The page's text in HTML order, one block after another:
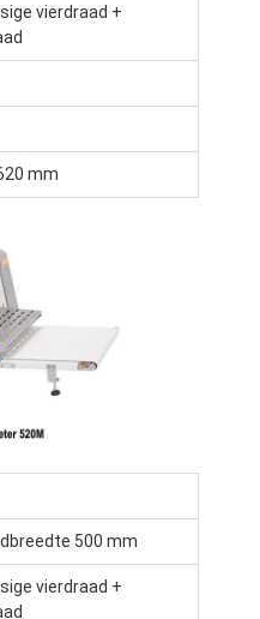
vierdraad +
mm
500 mm
vierdraad +